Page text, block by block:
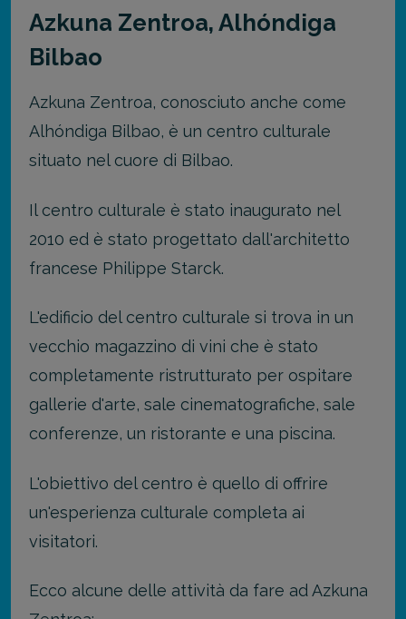
Azkuna Zentroa, Alhóndiga
Bilbao
Azkuna Zentroa, conosciuto anche come
Alhóndiga Bilbao, è un centro culturale
situato nel cuore di Bilbao.
Il centro culturale è stato inaugurato nel
2010 ed è stato progettato dall'architetto
francese Philippe Starck.
L'edificio del centro culturale si trova in un
vecchio magazzino di vini che è stato
completamente ristrutturato per ospitare
gallerie d'arte, sale cinematografiche, sale
conferenze, un ristorante e una piscina.
L'obiettivo del centro è quello di offrire
un'esperienza culturale completa ai
visitatori.
Ecco alcune delle attività da fare ad Azkuna